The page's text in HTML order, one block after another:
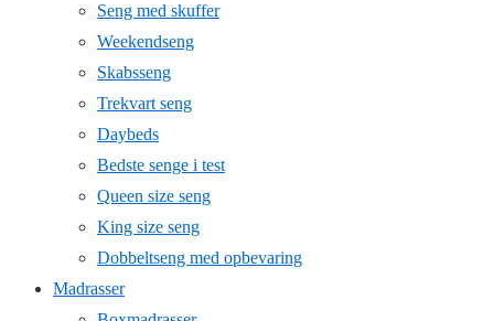
Seng med skuffer
Weekendseng
Skabsseng
Trekvart seng
Daybeds
Bedste senge i test
Queen size seng
King size seng
Dobbeltseng med opbevaring
Madrasser